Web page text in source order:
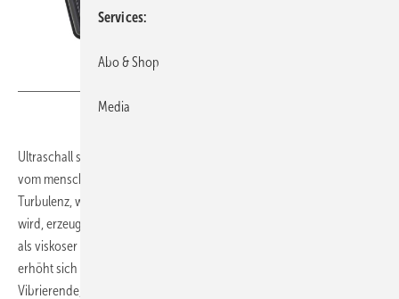
Ultraschall sind Schallwellen mit Frequenzen über 20 kHz, höher als
vom menschlichen Gehör wahrnehmbar. Ultraschall kann durch die
Turbulenz, wenn Luft oder Gas durch eine kleine Öffnung gepresst
wird, erzeugt werden. Austretende Luft oder Gas wird im Allgemeinen
als viskoser Strom betrachtet und mit zunehmender Geschwindigkeit
erhöht sich auch die Frequenz des erzeugten Ultraschalls.
Vibrierende, bewegliche Objekte oder elektrische Entladung erzeugen
Services
Abo & Shop
Media